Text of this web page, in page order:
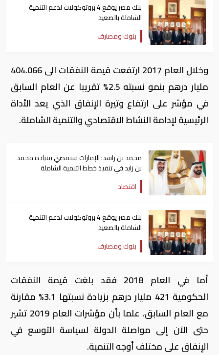
بنك مصر يوقع 4 بروتوكولات لدعم التنمية
الشاملة بالصعيد
بنوك ومصارف
وخلال العام 2017 ارتفعت قيمة النفقات الى 404.066
مليار درهم بنمو نسبته 2.5% تقريبا عن العام السابق
في مؤشر على ارتفاع وتيرة الإنفاق الذي يعد الأداة
الرئيسية لإدامة النشاط الاقتصادي والتنمية الشاملة.
محمد بن راشد: الإمارات ستمضي بقيادة محمد
بن زايد في تنفيذ خطط التنمية الشاملة
اقتصاد
بنك مصر يوقع 4 بروتوكولات لدعم التنمية
الشاملة بالصعيد
بنوك ومصارف
أما في العام 2018 فقد بلغت قيمة النفقات
الحكومية 421 مليار درهم بزيادة نسبتها 3.1% مقارنة
مع العام السابق، علما بأن مؤشرات العام 2019 تشير
حتى الآن إلى مواصلة الدولة لسياسة التوسع في
الإنفاق على مختلف أوجه التنمية.